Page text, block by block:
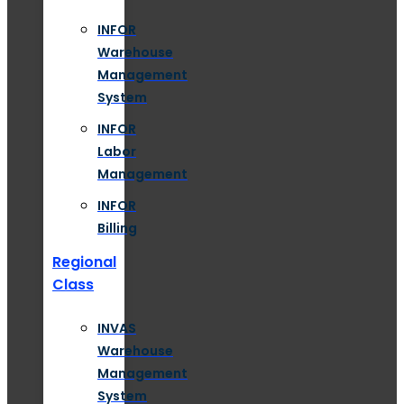
INFOR
Warehouse
Management
System
INFOR
Labor
Management
INFOR
Billing
Regional
Class
INVAS
Warehouse
Management
System